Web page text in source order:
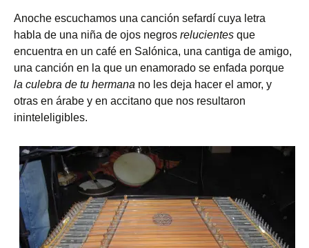
Anoche escuchamos una canción sefardí cuya letra
habla de una niña de ojos negros relucientes que
encuentra en un café en Salónica, una cantiga de amigo,
una canción en la que un enamorado se enfada porque
la culebra de tu hermana no les deja hacer el amor, y
otras en árabe y en accitano que nos resultaron
ininteleligibles.